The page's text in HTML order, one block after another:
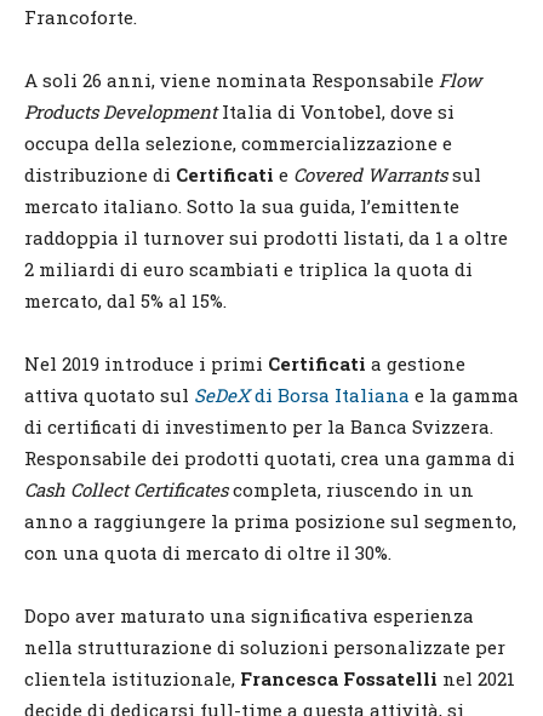
Francoforte.
A soli 26 anni, viene nominata Responsabile Flow
Products DevelopmentItalia di Vontobel, dove si
occupa della selezione, commercializzazione e
distribuzione di Certificati e Covered Warrantssul
mercato italiano. Sotto la sua guida, l’emittente
raddoppia il turnover sui prodotti listati, da 1 a oltre
2 miliardi di euro scambiati e triplica la quota di
mercato, dal 5% al 15%.
Nel 2019 introduce i primi Certificati a gestione
attiva quotato sul SeDeXdi Borsa Italiana e la gamma
di certificati di investimento per la Banca Svizzera.
Responsabile dei prodotti quotati, crea una gamma di
Cash Collect Certificatescompleta, riuscendo in un
anno a raggiungere la prima posizione sul segmento,
con una quota di mercato di oltre il 30%.
Dopo aver maturato una significativa esperienza
nella strutturazione di soluzioni personalizzate per
clientela istituzionale, Francesca Fossatelli nel 2021
decide di dedicarsi full-time a questa attività, si